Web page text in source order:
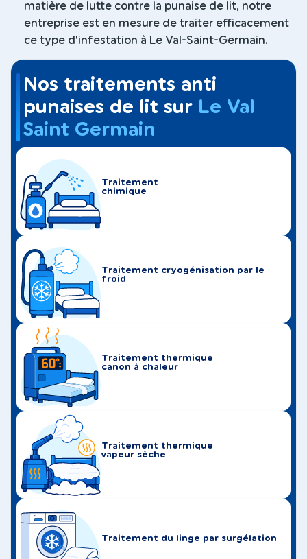
matière de lutte contre la punaise de lit, notre
entreprise est en mesure de traiter efficacement
ce type d'infestation à Le Val-Saint-Germain.
Nos traitements anti
punaises de lit sur Le Val
Saint Germain
Traitement
chimique
Traitement cryogénisation par le
froid
Traitement thermique
canon à chaleur
Traitement thermique
vapeur sèche
Traitement du linge par surgélation